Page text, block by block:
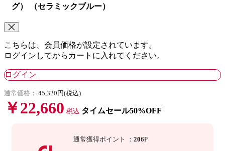
グ） （セラミックブルー）
こちらは、会員価格が設定されています。
ログインしてからカートに入れてください。
ログイン
通常価格： 45,320円(税込)
￥22,660 税込 タイムセール50%OFF
通常獲得ポイント ：206P